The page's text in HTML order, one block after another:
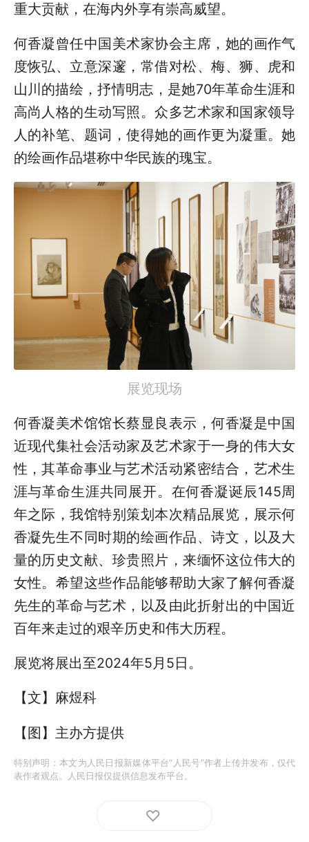
重大贡献，在海内外享有崇高威望。
何香凝曾任中国美术家协会主席，她的画作气
度恢弘、立意深邃，常借对松、梅、狮、虎和
山川的描绘，抒情明志，是她70年革命生涯和
高尚人格的生动写照。众多艺术家和国家领导
人的补笔、题词，使得她的画作更为凝重。她
的绘画作品堪称中华民族的瑰宝。
展览现场
何香凝美术馆馆长蔡显良表示，何香凝是中国
近现代集社会活动家及艺术家于一身的伟大女
性，其革命事业与艺术活动紧密结合，艺术生
涯与革命生涯共同展开。在何香凝诞辰145周
年之际，我馆特别策划本次精品展览，展示何
香凝先生不同时期的绘画作品、诗文，以及大
量的历史文献、珍贵照片，来缅怀这位伟大的
女性。希望这些作品能够帮助大家了解何香凝
先生的革命与艺术，以及由此折射出的中国近
百年来走过的艰辛历史和伟大历程。
展览将展出至2024年5月5日。
【文】麻煜科
【图】主办方提供
特别声明：本文为人民日报新媒体平台“人民号”作者上传并发布，仅代
表作者观点。人民日报仅提供信息发布平台。